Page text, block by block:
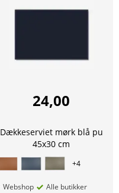
24,00
Dækkeserviet mørk blå pu
45x30 cm
+4
Webshop Alle butikker